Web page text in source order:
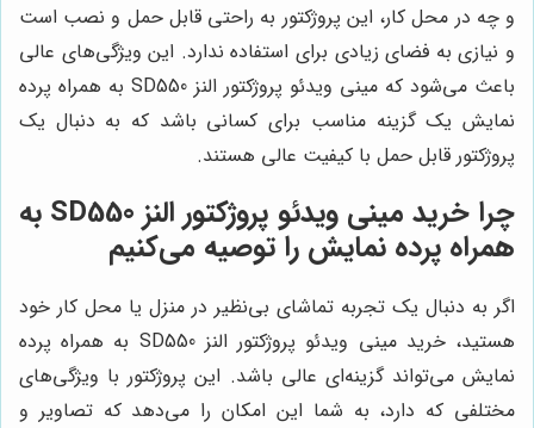
و چه در محل کار، این پروژکتور به راحتی قابل حمل و نصب است
و نیازی به فضای زیادی برای استفاده ندارد. این ویژگی‌های عالی
باعث می‌شود که مینی ویدئو پروژکتور النز SD550 به همراه پرده
نمایش یک گزینه مناسب برای کسانی باشد که به دنبال یک
پروژکتور قابل حمل با کیفیت عالی هستند.
چرا خرید مینی ویدئو پروژکتور النز SD550 به
همراه پرده نمایش را توصیه می‌کنیم
اگر به دنبال یک تجربه تماشای بی‌نظیر در منزل یا محل کار خود
هستید، خرید مینی ویدئو پروژکتور النز SD550 به همراه پرده
نمایش می‌تواند گزینه‌ای عالی باشد. این پروژکتور با ویژگی‌های
مختلفی که دارد، به شما این امکان را می‌دهد که تصاویر و